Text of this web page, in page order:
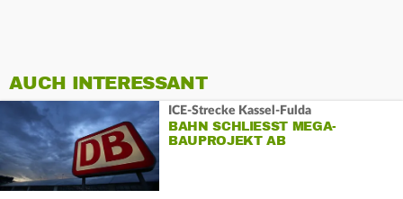
AUCH INTERESSANT
ICE-Strecke Kassel-Fulda
BAHN SCHLIESST MEGA-B
AUPROJEKT AB